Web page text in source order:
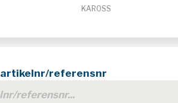
KAROSS
artikelnr/referensnr